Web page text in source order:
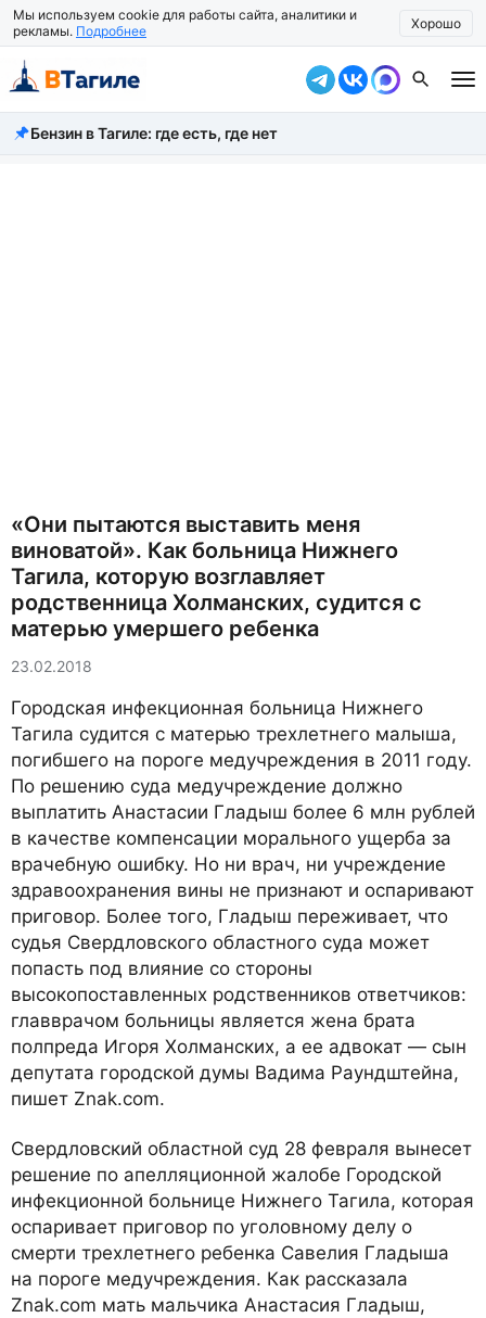
Мы используем cookie для работы сайта, аналитики и
рекламы. Подробнее Хорошо
Все новости
Бензин в Тагиле: где есть, где нет
«Они пытаются выставить меня
виноватой». Как больница Нижнего
Тагила, которую возглавляет
родственница Холманских, судится с
матерью умершего ребенка
23.02.2018
Городская инфекционная больница Нижнего
Тагила судится с матерью трехлетнего малыша,
погибшего на пороге медучреждения в 2011 году.
По решению суда медучреждение должно
выплатить Анастасии Гладыш более 6 млн рублей
в качестве компенсации морального ущерба за
врачебную ошибку. Но ни врач, ни учреждение
здравоохранения вины не признают и оспаривают
приговор. Более того, Гладыш переживает, что
судья Свердловского областного суда может
попасть под влияние со стороны
высокопоставленных родственников ответчиков:
главврачом больницы является жена брата
полпреда Игоря Холманских, а ее адвокат — сын
депутата городской думы Вадима Раундштейна,
пишет Znak.com.
Свердловский областной суд 28 февраля вынесет
решение по апелляционной жалобе Городской
инфекционной больнице Нижнего Тагила, которая
оспаривает приговор по уголовному делу о
смерти трехлетнего ребенка Савелия Гладыша
на пороге медучреждения. Как рассказала
Znak.com мать мальчика Анастасия Гладыш,